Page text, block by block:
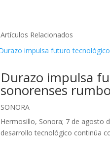
Artículos Relacionados
Durazo impulsa
sonorenses
SONORA
Hermosillo, Sonora; 7 de agosto
desarrollo tecnológico continúa